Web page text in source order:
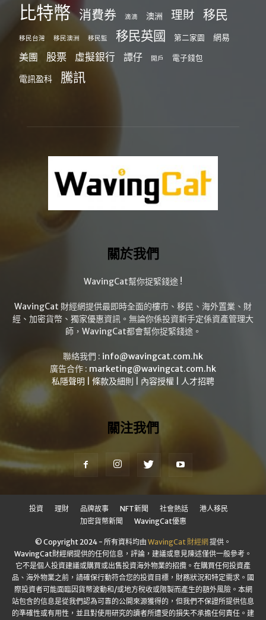
比特幣 消費券 滴滴 澳洲 理財 移民
移民台灣 移民澳洲 移民監 移民英國 第二家園 網易
美團 股票 虛擬銀行 譚仔 開戶 電子錢包
電訊盈科 騰訊
關於我們
WavingCat幫你捉緊錢途 !
WavingCat 財經網提供最即時全面的樓市、移民、海外置業、財
經、加密貨幣、獨家優惠資訊。無論你係投資新手定係資產管理大
師，WavingCat都會幫你捉緊錢途。
聯絡我們 : info@wavingcat.com.hk
廣告合作 : marketing@wavingcat.com.hk
私隱聲明
條款及細則 內容授權 人才招聘
關注我們
投資 理財 品牌故事 NFT新聞 社會熱話
港人移民
加密貨幣新聞
WavingCat優惠
© Copyright 2024 - 所有資料均由 WavingCat 財經網提供。
WavingCat財經網提供的任何信息，評論，建議或意見陳述僅供一般參考。
它不是個人投資建議或購買或出售投資海外物業的招攬。在購買任何投資產
品、海外物業之前，請確保行動符合您的投資目標，財務狀況和特定需求。國
際投資者可能面臨因貨幣波動和/或地方稅收或限製而產生的額外風險。本網
站包含的信息是從我們認為可靠的公開來源獲得的，但我們不保證所提供信息
的準確性或有用性，並且對使用研究的讀者所遭受的損失不承擔任何責任。建